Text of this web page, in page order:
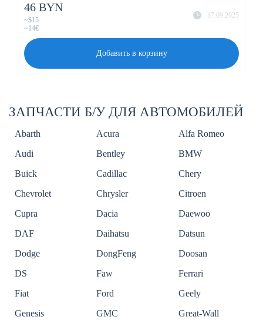
17.09.2025
46 BYN
~$15
~14€
Добавить в корзину
ЗАПЧАСТИ Б/У ДЛЯ АВТОМОБИЛЕЙ
Abarth Acura
Alfa Romeo
Audi
Bentley
BMW
Buick
Cadillac
Chery
Chevrolet
Chrysler
Citroen
Cupra
Dacia
Daewoo
DAF
Daihatsu
Datsun
Dodge
DongFeng
Doosan
DS
Faw
Ferrari
Fiat
Ford
Geely
Genesis
GMC
Great-Wall